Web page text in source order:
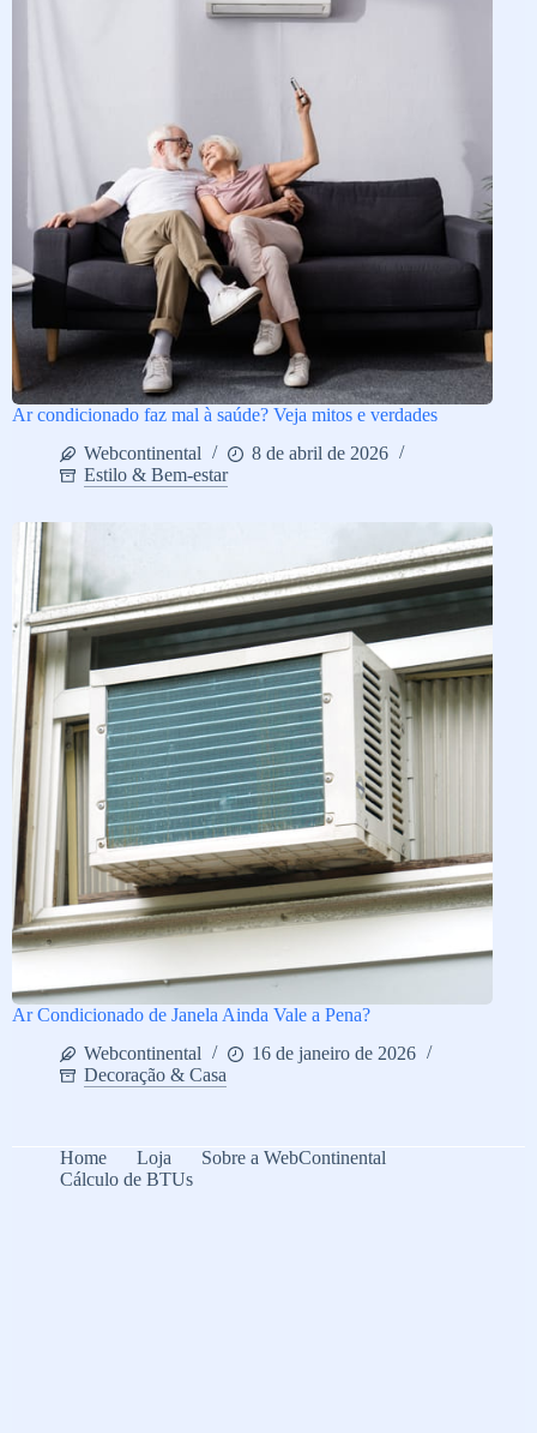
Ar condicionado faz mal à saúde? Veja mitos e verdades
Webcontinental
8 de abril de 2026
Estilo & Bem-estar
Ar Condicionado de Janela Ainda Vale a Pena?
Webcontinental
16 de janeiro de 2026
Decoração & Casa
Home Loja
Sobre a WebContinental
Cálculo de BTUs